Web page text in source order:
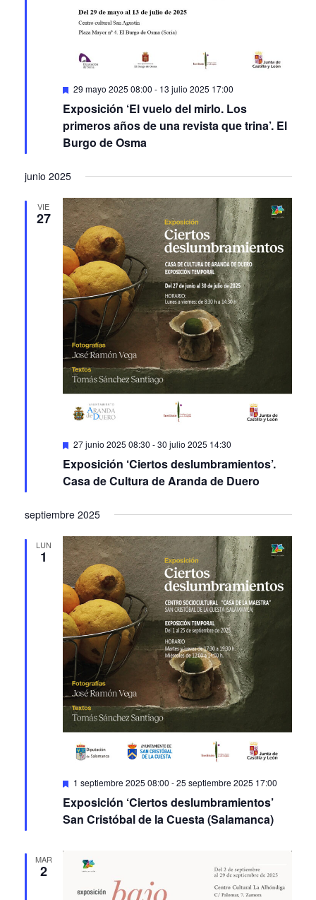
Featured
29 mayo 2025 08:00 - 13 julio 2025 17:00
Exposición ‘El vuelo del mirlo. Los
primeros años de una revista que trina’. El
Burgo de Osma
junio 2025
VIE
27
Featured
27 junio 2025 08:30 -30 julio 2025 14:30
Exposición ‘Ciertos deslumbramientos’.
Casa de Cultura de Aranda de Duero
septiembre 2025
LUN
1
Featured
1 septiembre 2025 08:00 -25 septiembre 2025 17:00
Exposición ‘Ciertos deslumbramientos’
San Cristóbal de la Cuesta (Salamanca)
MAR
2